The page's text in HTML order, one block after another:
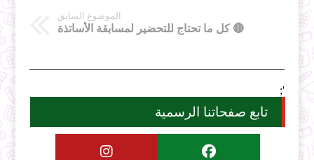
الموضوع السابق
🔴 كل ما تحتاج للتحضير لمسابقة الأساتذة
';
تابع صفحاتنا الرسمية